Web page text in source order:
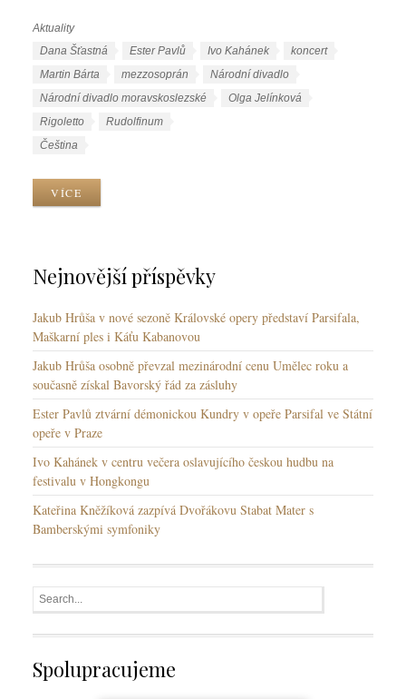
R
Aktuality
ŠDana Šťastná Ester Pavlů Ivo Kahánek
koncert
Martin Bárta
mezzosoprán
Národní divadlo
Národní divadlo moravskoslezské
Olga Jelínková
Rigoletto
Rudolfinum
y
Čeština
VÍCE
Nejnovější příspěvky
Jakub Hrůša v nové sezoně Královské opery představí Parsifala,
Maškarní ples i Káťu Kabanovou
Jakub Hrůša osobně převzal mezinárodní cenu Umělec roku a
současně získal Bavorský řád za zásluhy
Ester Pavlů ztvární démonickou Kundry v opeře Parsifal ve Státní
opeře v Praze
Ivo Kahánek v centru večera oslavujícího českou hudbu na
festivalu v Hongkongu
Kateřina Kněžíková zazpívá Dvořákovu Stabat Mater s
Bamberskými symfoniky
Spolupracujeme